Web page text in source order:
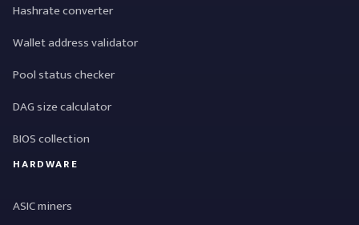
Hashrate converter
Wallet address validator
Pool status checker
DAG size calculator
BIOS collection
HARDWARE
ASIC miners